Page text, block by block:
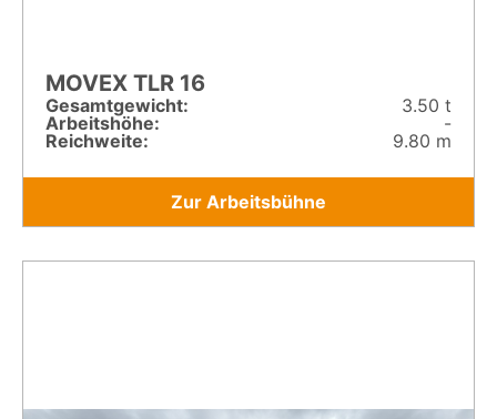
MOVEX TLR 16
Gesamt­gewicht:
3.50 t
Arbeitshöhe:
-
Reichweite:
9.80 m
Zur Arbeitsbühne